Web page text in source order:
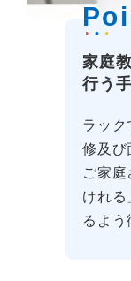
家庭
行う
ラック
修及び
ご家
けれる
るよう